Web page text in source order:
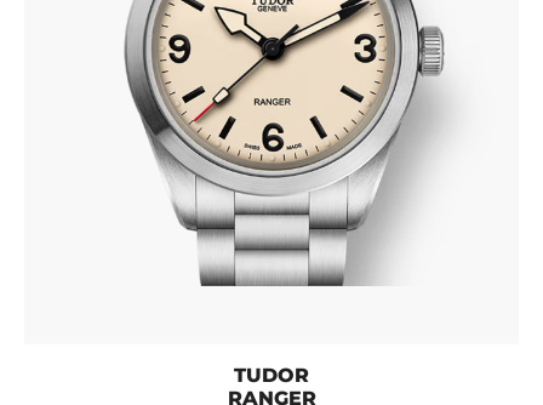
TUDOR
RANGER